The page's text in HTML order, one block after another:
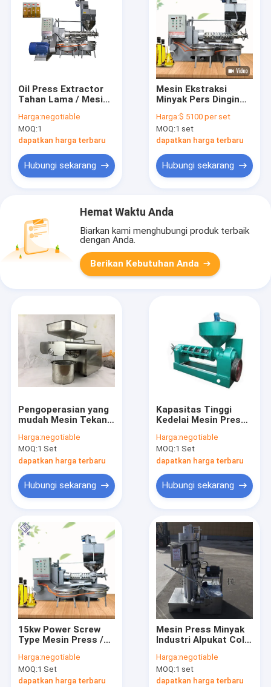
Oil Press Extractor
Tahan Lama / Mesin
Press Tinggi Tingkat
Minyak
Harga:negotiable
MOQ:1
dapatkan harga terbaru
Hubungi sekarang
Mesin Ekstraksi
Minyak Pers Dingin
Minyak Goreng Bunga
Matahari
Harga:$ 5100 per set
MOQ:1 set
dapatkan harga terbaru
Hubungi sekarang
Hemat Waktu Anda
Biarkan kami menghubungi produk terbaik
dengan Anda.
Berikan Kebutuhan Anda
Pengoperasian yang
mudah Mesin Tekan
Tanah, Mesin Expeller
Minyak Press Dingin
Harga:negotiable
MOQ:1 Set
dapatkan harga terbaru
Hubungi sekarang
Kapasitas Tinggi
Kedelai Mesin Press
1800kg Berat
Harga:negotiable
MOQ:1 Set
dapatkan harga terbaru
Hubungi sekarang
15kw Power Screw
Type Mesin Press /
Mesin 120 - 160kg / H
Kapasitas
Harga:negotiable
MOQ:1 Set
dapatkan harga terbaru
Mesin Press Minyak
Industri Alpukat Cold
Batch
Harga:negotiable
MOQ:1 set
dapatkan harga terbaru